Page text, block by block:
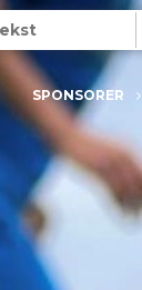
SPONSORER